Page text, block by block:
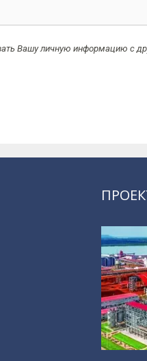
Вашу личную информацию с